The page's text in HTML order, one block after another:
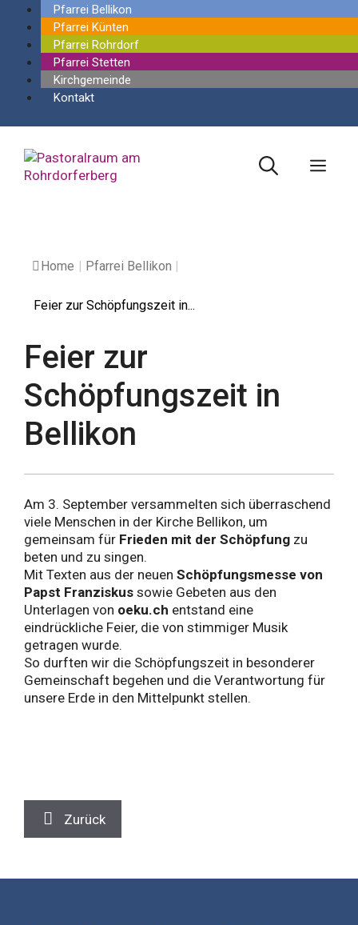
Springe
Inhalt
Pfarrei Bellikon
Pfarrei Künten
Pfarrei Rohrdorf
Pfarrei Stetten
Kirchgemeinde
Kontakt
Home | Pfarrei Bellikon |
Feier zur Schöpfungszeit in...
Feier zur
Schöpfungszeit in
Bellikon
Am 3. September versammelten sich überraschend
viele Menschen in der Kirche Bellikon, um
gemeinsam für Frieden mit der Schöpfung zu
beten und zu singen.
Mit Texten aus der neuen Schöpfungsmesse von
Papst Franziskus sowie Gebeten aus den
Unterlagen von oeku.ch entstand eine
eindrückliche Feier, die von stimmiger Musik
getragen wurde.
So durften wir die Schöpfungszeit in besonderer
Gemeinschaft begehen und die Verantwortung für
unsere Erde in den Mittelpunkt stellen.
Zurück